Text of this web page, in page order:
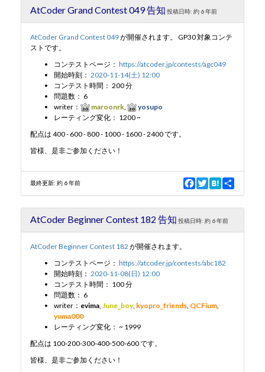
b
k
t
AtCoder Grand Contest 049 告知 投稿日時: 約 6 年前
AtCoder Grand Contest 049が開催されます。 GP30 対象コンテ
ストです。
コンテストページ： https://atcoder.jp/contests/agc049
開始時刻： 2020-11-14(土) 12:00
コンテスト時間： 200 分
問題数： 6
writer：
maroonrk,
yosupo
レーティング変化： 1200 ~
配点は 400 - 600 - 800 - 1000 - 1600 - 2400 です。
皆様、是非ご参加ください！
最終更新: 約 6 年前
F
a
e
b
T
w
t
t
H
a
e
n
h
r
AtCoder Beginner Contest 182 告知 投稿日時: 約 6 年前
AtCoder Beginner Contest 182 が開催されます。
コンテストページ： https://atcoder.jp/contests/abc182
開始時刻： 2020-11-08(日) 12:00
コンテスト時間： 100 分
問題数： 6
writer： evima, June_boy, kyopro_friends, QCFium,
yuma000
レーティング変化： ~ 1999
配点は 100-200-300-400-500-600 です。
皆様、是非ご参加ください！